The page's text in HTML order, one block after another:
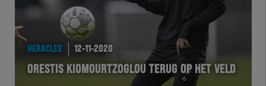
HERACLES 12-11-2020
ORESTIS KIOMOURTZOGLOU TERUG OP HET VELD